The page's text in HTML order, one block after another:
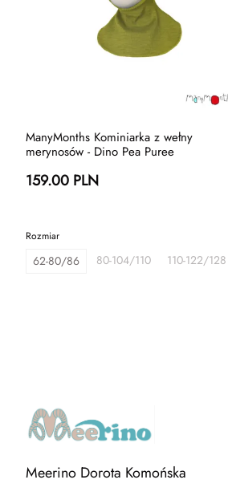
ManyMonths Kominiarka z wełny
merynosów - Dino Pea Puree
159.00 PLN
Rozmiar
62-80/86 80-104/110 110-122/128
Meerino Dorota Komońska